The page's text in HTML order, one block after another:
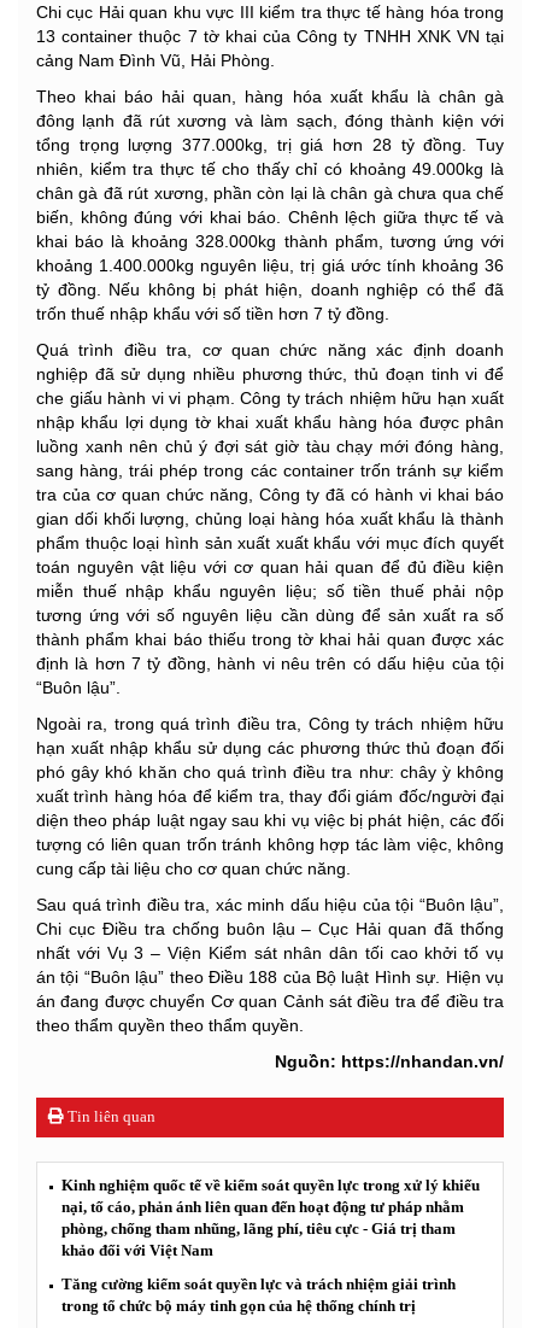
Chi cục Hải quan khu vực III kiểm tra thực tế hàng hóa trong
13 container thuộc 7 tờ khai của Công ty TNHH XNK VN tại
cảng Nam Đình Vũ, Hải Phòng.
Theo khai báo hải quan, hàng hóa xuất khẩu là chân gà
đông lạnh đã rút xương và làm sạch, đóng thành kiện với
tổng trọng lượng 377.000kg, trị giá hơn 28 tỷ đồng. Tuy
nhiên, kiểm tra thực tế cho thấy chỉ có khoảng 49.000kg là
chân gà đã rút xương, phần còn lại là chân gà chưa qua chế
biến, không đúng với khai báo. Chênh lệch giữa thực tế và
khai báo là khoảng 328.000kg thành phẩm, tương ứng với
khoảng 1.400.000kg nguyên liệu, trị giá ước tính khoảng 36
tỷ đồng. Nếu không bị phát hiện, doanh nghiệp có thể đã
trốn thuế nhập khẩu với số tiền hơn 7 tỷ đồng.
Quá trình điều tra, cơ quan chức năng xác định doanh
nghiệp đã sử dụng nhiều phương thức, thủ đoạn tinh vi để
che giấu hành vi vi phạm. Công ty trách nhiệm hữu hạn xuất
nhập khẩu lợi dụng tờ khai xuất khẩu hàng hóa được phân
luồng xanh nên chủ ý đợi sát giờ tàu chạy mới đóng hàng,
sang hàng, trái phép trong các container trốn tránh sự kiểm
tra của cơ quan chức năng, Công ty đã có hành vi khai báo
gian dối khối lượng, chủng loại hàng hóa xuất khẩu là thành
phẩm thuộc loại hình sản xuất xuất khẩu với mục đích quyết
toán nguyên vật liệu với cơ quan hải quan để đủ điều kiện
miễn thuế nhập khẩu nguyên liệu; số tiền thuế phải nộp
tương ứng với số nguyên liệu cần dùng để sản xuất ra số
thành phẩm khai báo thiếu trong tờ khai hải quan được xác
định là hơn 7 tỷ đồng, hành vi nêu trên có dấu hiệu của tội
“Buôn lậu”.
Ngoài ra, trong quá trình điều tra, Công ty trách nhiệm hữu
hạn xuất nhập khẩu sử dụng các phương thức thủ đoạn đối
phó gây khó khăn cho quá trình điều tra như: chây ỳ không
xuất trình hàng hóa để kiểm tra, thay đổi giám đốc/người đại
diện theo pháp luật ngay sau khi vụ việc bị phát hiện, các đối
tượng có liên quan trốn tránh không hợp tác làm việc, không
cung cấp tài liệu cho cơ quan chức năng.
Sau quá trình điều tra, xác minh dấu hiệu của tội “Buôn lậu”,
Chi cục Điều tra chống buôn lậu – Cục Hải quan đã thống
nhất với Vụ 3 – Viện Kiểm sát nhân dân tối cao khởi tố vụ
án tội “Buôn lậu” theo Điều 188 của Bộ luật Hình sự. Hiện vụ
án đang được chuyển Cơ quan Cảnh sát điều tra để điều tra
theo thẩm quyền theo thẩm quyền.
Nguồn: https://nhandan.vn/
Tin liên quan
Kinh nghiệm quốc tế về kiểm soát quyền lực trong xử lý khiếu
nại, tố cáo, phản ánh liên quan đến hoạt động tư pháp nhằm
phòng, chống tham nhũng, lãng phí, tiêu cực - Giá trị tham
khảo đối với Việt Nam
Tăng cường kiểm soát quyền lực và trách nhiệm giải trình
trong tổ chức bộ máy tinh gọn của hệ thống chính trị